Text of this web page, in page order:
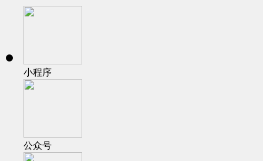
小程序
公众号